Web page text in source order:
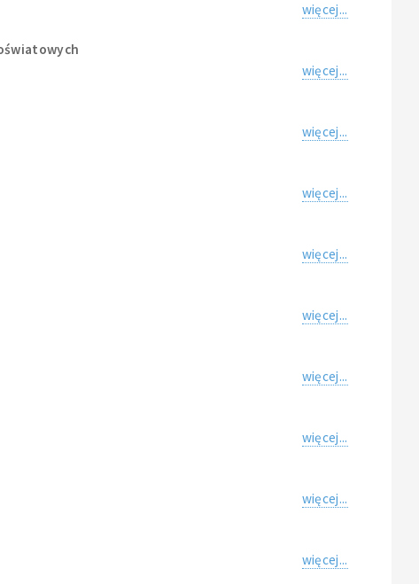
więcej...
więcej...
więcej...
więcej...
więcej...
więcej...
więcej...
więcej...
więcej...
więcej...